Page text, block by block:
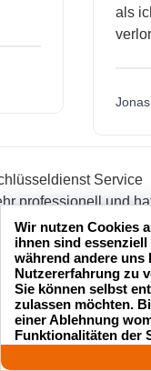
Service
und hat
schnell geöffnet. Ich
empfehlen.
24 Stunden am Tag
Wir nutzen Cookies
ihnen sind
während andere uns
Nutzererfahrung zu
Sie können selbst
zulassen möchten.
einer Ablehnung
Funktionalitäten der